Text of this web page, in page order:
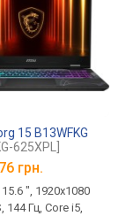
15 B13WFKG
625XPL]
грн.
", 1920x1080
144 Гц, Core i5,